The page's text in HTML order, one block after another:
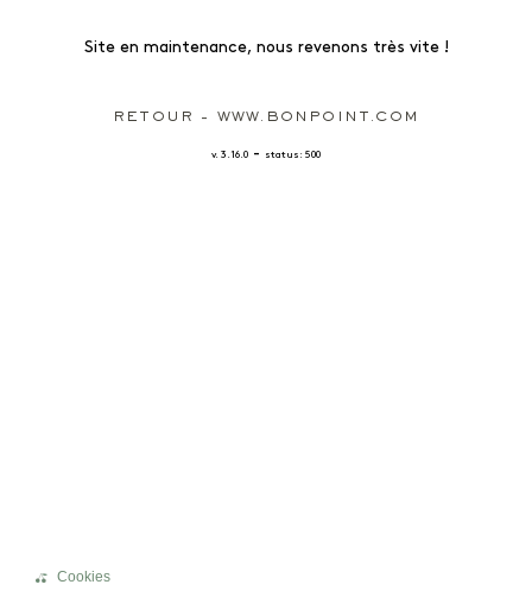
Site en maintenance, nous revenons très vite !
RETOUR - WWW.BONPOINT.COM
v. 3.16.0 - status: 500